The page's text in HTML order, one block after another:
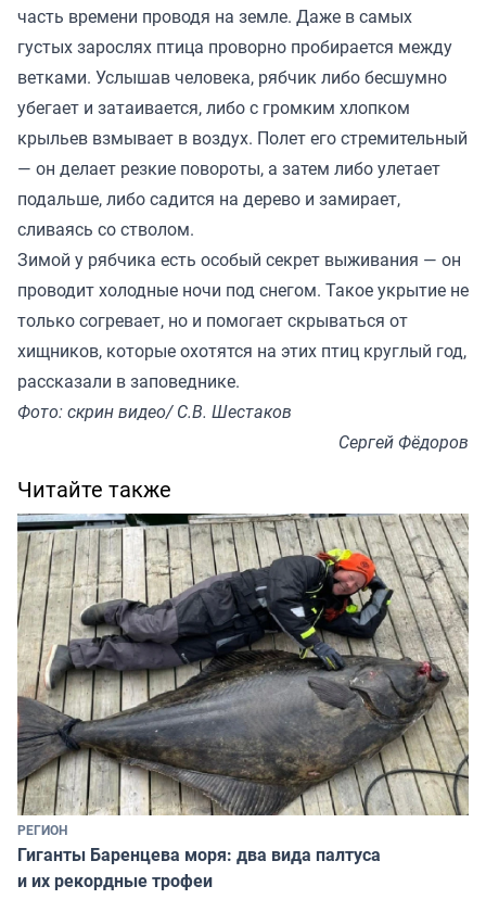
часть времени проводя на земле. Даже в самых
густых зарослях птица проворно пробирается между
ветками. Услышав человека, рябчик либо бесшумно
убегает и затаивается, либо с громким хлопком
крыльев взмывает в воздух. Полет его стремительный
— он делает резкие повороты, а затем либо улетает
подальше, либо садится на дерево и замирает,
сливаясь со стволом.
Зимой у рябчика есть особый секрет выживания — он
проводит холодные ночи под снегом. Такое укрытие не
только согревает, но и помогает скрываться от
хищников, которые охотятся на этих птиц круглый год,
рассказали в заповеднике.
Фото: скрин видео/ С.В. Шестаков
Сергей Фёдоров
Читайте также
РЕГИОН
Гиганты Баренцева моря: два вида палтуса
и их рекордные трофеи